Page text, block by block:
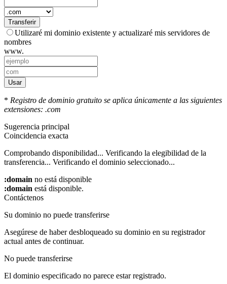
Transferir
Utilizaré mi dominio existente y actualizaré mis servidores de
nombres
www.
Usar
* Registro de dominio gratuito se aplica únicamente a las siguientes
extensiones: .com
Sugerencia principal
Coincidencia exacta
Comprobando disponibilidad... Verificando la elegibilidad de la
transferencia... Verificando el dominio seleccionado...
:domain no está disponible
:domain está disponible.
Contáctenos
Su dominio no puede transferirse
Asegúrese de haber desbloqueado su dominio en su registrador
actual antes de continuar.
No puede transferirse
El dominio especificado no parece estar registrado.